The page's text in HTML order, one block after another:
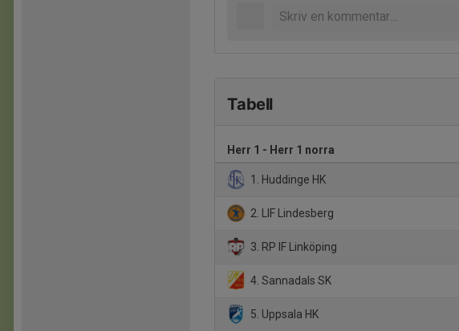
Tabell
Herr 1 - Herr 1 norra
1. Huddinge HK
2. LIF Lindesberg
3. RP IF Linköping
4. Sannadals SK
5. Uppsala HK